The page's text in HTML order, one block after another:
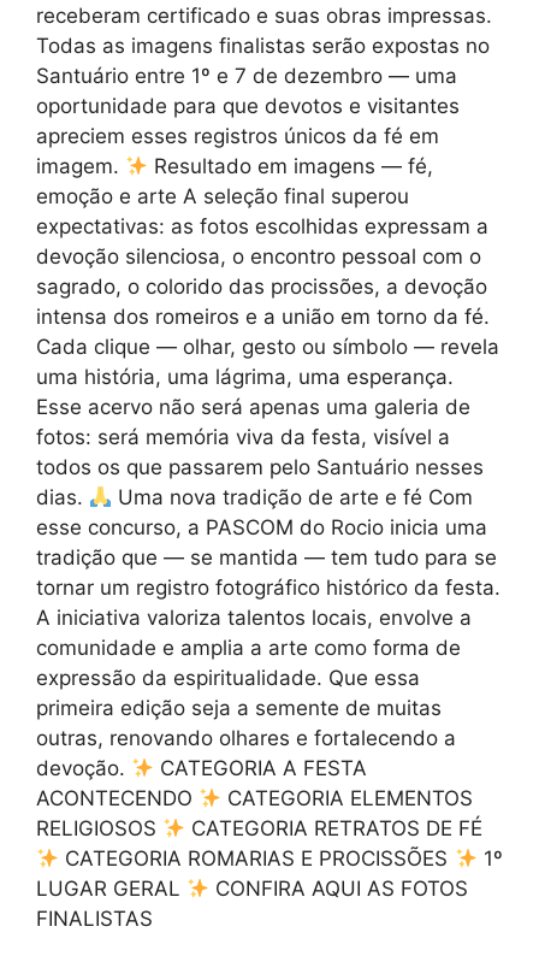
receberam certificado e suas obras impressas.
Todas as imagens finalistas serão expostas no
Santuário entre 1º e 7 de dezembro — uma
oportunidade para que devotos e visitantes
apreciem esses registros únicos da fé em
imagem.
Resultado em imagens — fé,
emoção e arte A seleção final superou
expectativas: as fotos escolhidas expressam a
devoção silenciosa, o encontro pessoal com o
sagrado, o colorido das procissões, a devoção
intensa dos romeiros e a união em torno da fé.
Cada clique — olhar, gesto ou símbolo — revela
uma história, uma lágrima, uma esperança.
Esse acervo não será apenas uma galeria de
fotos: será memória viva da festa, visível a
todos os que passarem pelo Santuário nesses
dias.
Uma nova tradição de arte e fé Com
esse concurso, a PASCOM do Rocio inicia uma
tradição que — se mantida — tem tudo para se
tornar um registro fotográfico histórico da festa.
A iniciativa valoriza talentos locais, envolve a
comunidade e amplia a arte como forma de
expressão da espiritualidade. Que essa
primeira edição seja a semente de muitas
outras, renovando olhares e fortalecendo a
devoção.
CATEGORIA A FESTA
ACONTECENDO
CATEGORIA ELEMENTOS
RELIGIOSOS
CATEGORIA RETRATOS DE FÉ
CATEGORIA ROMARIAS E PROCISSÕES
1º
LUGAR GERAL
CONFIRA AQUI AS FOTOS
FINALISTAS